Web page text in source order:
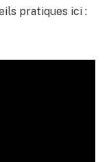
pratiques ici :